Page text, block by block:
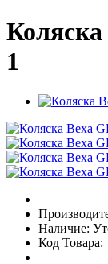
1
Наличие:
Код Товара: